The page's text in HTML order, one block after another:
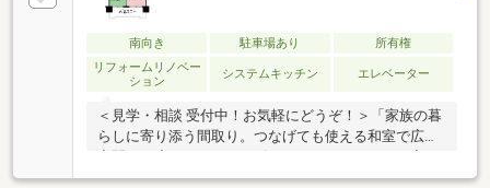
南向き 駐車場あり
所有権
リフォームリノベー
ション
システムキッチン エレベーター
＜見学・相談 受付中！お気軽にどうぞ！＞「家族の暮
らしに寄り添う間取り。つなげても使える和室で広々
間続きの居室＋リビングで２０帖以上の広々空間◇日